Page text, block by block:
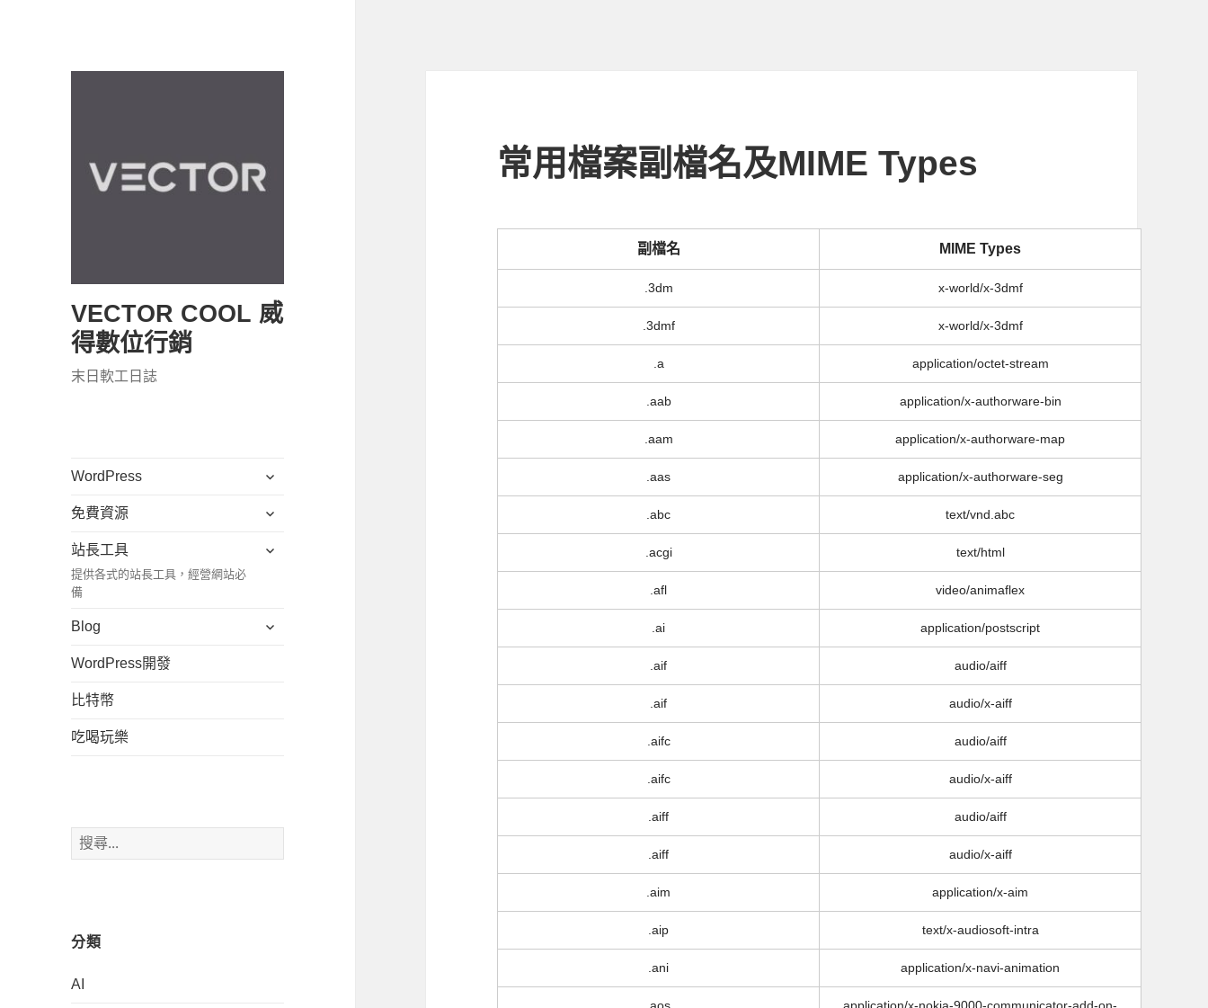
VECTOR COOL 威
得數位行銷
末日軟工日誌
WordPress
展
子
免費資源
展
子
站長工具
提供各式的站長工具，經營網站必
備
展
單
Blog
展
WordPress開發
比特幣
吃喝玩樂
搜
尋
分類
AI
常用檔案副檔名及MIME Types
副檔名 MIME Types
.3dm x-world/x-3dmf
.3dmf x-world/x-3dmf
.a application/octet-stream
.aab application/x-authorware-bin
.aam application/x-authorware-map
.aas application/x-authorware-seg
.abc text/vnd.abc
.acgi text/html
.afl video/animaflex
.ai application/postscript
.aif audio/aiff
.aif audio/x-aiff
.aifc audio/aiff
.aifc audio/x-aiff
.aiff audio/aiff
.aiff audio/x-aiff
.aim application/x-aim
.aip text/x-audiosoft-intra
.ani application/x-navi-animation